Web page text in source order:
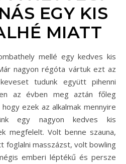
EGY KIS
MIATT
nagyon régóta vártuk ezt az
tudunk együtt pihenni
az évben meg aztán főleg
ezek az alkalmak mennyire
egy nagyon kedves kis
megfelelt. Volt benne szauna,
foglalni masszázst, volt bowling
emberi léptékű és persze